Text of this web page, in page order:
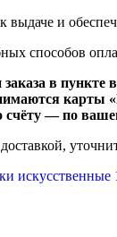
выдаче и
способов
в пункте
карты
— по
искусственные